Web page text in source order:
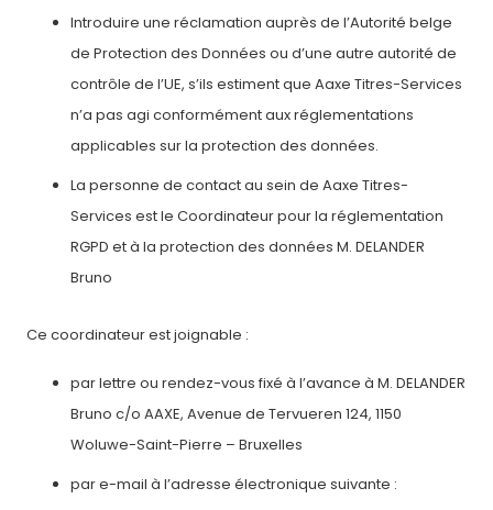
Introduire une réclamation auprès de l’Autorité belge
de Protection des Données ou d’une autre autorité de
contrôle de l’UE, s’ils estiment que Aaxe Titres-Services
n’a pas agi conformément aux réglementations
applicables sur la protection des données.
La personne de contact au sein de Aaxe Titres-
Services est le Coordinateur pour la réglementation
RGPD et à la protection des données M. DELANDER
Bruno
Ce coordinateur est joignable :
par lettre ou rendez-vous fixé à l’avance à M. DELANDER
Bruno c/o AAXE, Avenue de Tervueren 124, 1150
Woluwe-Saint-Pierre – Bruxelles
par e-mail à l’adresse électronique suivante :